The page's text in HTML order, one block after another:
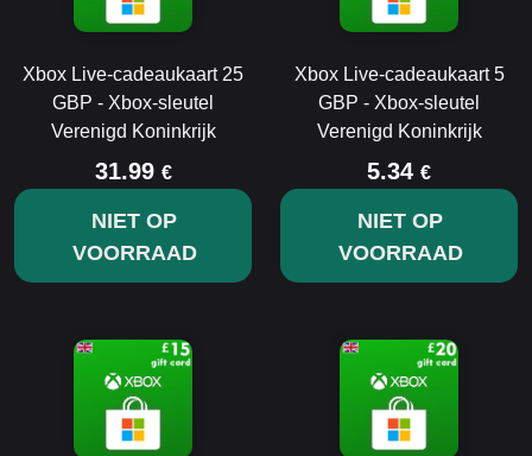
Xbox Live-cadeaukaart 25
GBP - Xbox-sleutel
Verenigd Koninkrijk
31.99 €
NIET OP
VOORRAAD
Xbox Live-cadeaukaart 5
GBP - Xbox-sleutel
Verenigd Koninkrijk
5.34 €
NIET OP
VOORRAAD